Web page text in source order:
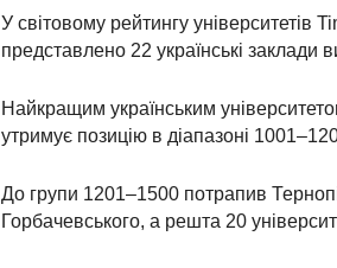
У світовому рейтингу
представлено 22 українські заклади
Найкращим українським
утримує позицію в діапазоні
До групи 1201–1500 потрапив
Горбачевського, а решта 20